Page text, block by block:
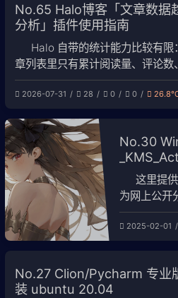
No.65 Halo博客「文章数据
分析」插件使用指南
Halo 自带的统计能力比较有限
章列表里只有累计阅读量、评论数
赞数，看不到趋势，也看不到访客
出率这类指标。为此我写了「文章
点统计数据和 Halo 自身的点赞计数
合到后台的一张看板里，支持全站
势、逐日数据和单篇文章分析。
文章记录插件的安
2026-07-31 28 0 0
No.30
这里提
为网上公开
删除。 装
件，点击激
2025-02-01
No.27 Clion/Pycharm 专业
装 ubuntu 20.04